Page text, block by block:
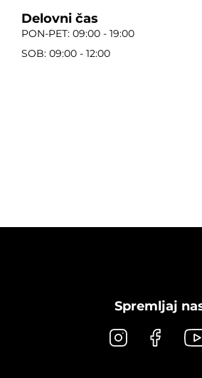
Delovni čas
PON-PET: 09:00 - 19:00
SOB: 09:00 - 12:00
Spremljaj